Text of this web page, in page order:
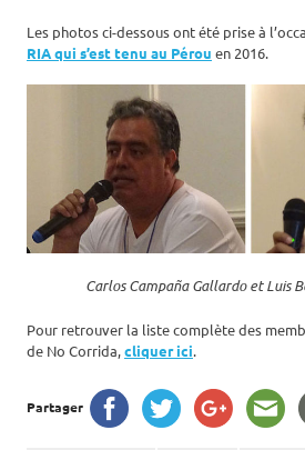
Les photos ci-dessous ont été prise à
RIA qui s’est tenu au Pérou en 2016.
Carlos Campaña Gallardo et Luis
Pour retrouver la liste complète des
de No Corrida,cliquer ici.
Partager